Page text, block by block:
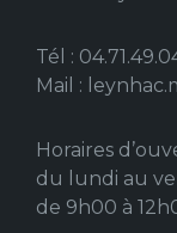
Tél :
Mail :
Horaires
du lundi au
de 9h00 à